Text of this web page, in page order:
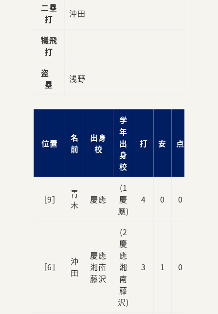
二塁
打
沖田
犠飛
打
盗
塁
浅野
位置
名
前
出身
校
学
年
出
身
校
打 安 点
［9］
青
木
慶應
(1
慶
應)
4 0 0
［6］
沖
田
慶應
湘南
藤沢
(2
慶
應
湘
南
藤
沢)
3 1 0